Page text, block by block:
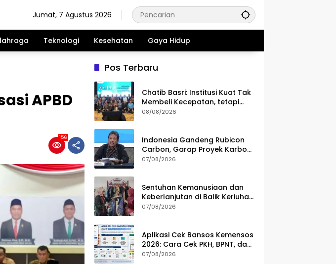
Jumat, 7 Agustus 2026
Teknologi Kesehatan Gaya Hidup
APBD
156
Pos Terbaru
Chatib Basri: Institusi Kuat Tak
Membeli Kecepatan, tetapi
Ketahanan Ekonomi
08/08/2026
Indonesia Gandeng Rubicon
Carbon, Garap Proyek Karbon
Biru 70.000 Hektare
07/08/2026
Sentuhan Kemanusiaan dan
Keberlanjutan di Balik Keriuhan
Indonesia Fashion Week 2026
07/08/2026
Aplikasi Cek Bansos Kemensos
2026: Cara Cek PKH, BPNT, dan
PBI-JKN Lewat HP
07/08/2026